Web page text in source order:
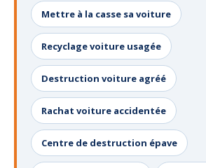
Mettre à la casse sa voiture
Recyclage voiture usagée
Destruction voiture agréé
Rachat voiture accidentée
Centre de destruction épave